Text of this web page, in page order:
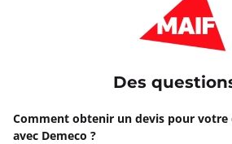
Des
Comment obtenir un devis pour votre
avec Demeco ?